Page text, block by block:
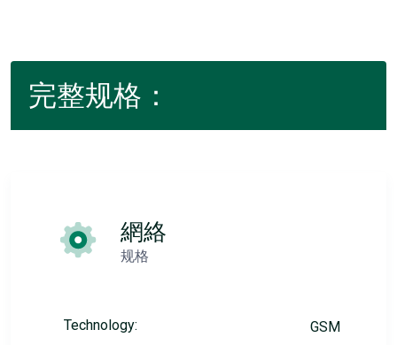
完整规格：
網絡
规格
Technology: GSM